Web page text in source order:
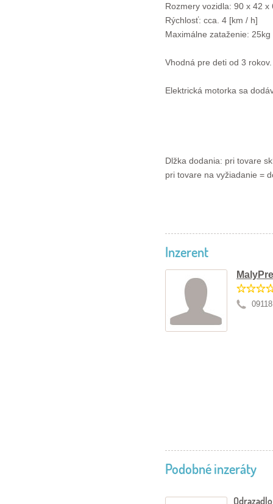
Rozmery vozidla: 90 x 42 x
Rýchlosť: cca. 4 [km / h]
Maximálne zataženie: 25kg
Vhodná pre deti od 3 rokov.
Elektrická motorka sa
Dlžka dodania: pri tovare
pri tovare na vyžiadanie =
Inzerent
Podobné inzeráty